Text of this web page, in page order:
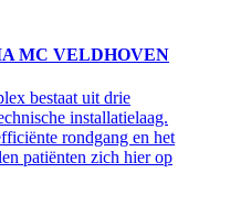
MC VELDHOVEN
bestaat uit drie
installatielaag.
rondgang en het
patiënten zich hier op